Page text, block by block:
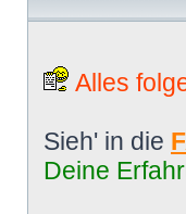
Alles
Sieh' in die
Deine